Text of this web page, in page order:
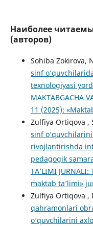
Наиболее
(авторов)
Sohiba Zokirova,
sinf
texnologiyasi
MAKTABGACHA
11 (2025):
Zulfiya Ortiqova ,
sinf
rivojlantirishda
pedagogik
TA’LIMI
maktab ta’limi»
Zulfiya Ortiqova ,
qahramonlari
o‘quvchilarini